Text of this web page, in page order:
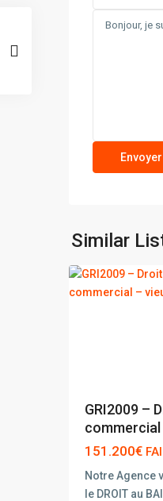
Similar
vieux
nice
GRI2009 –
commercial
151.200€ FAI
Notre Agence
le DROIT au